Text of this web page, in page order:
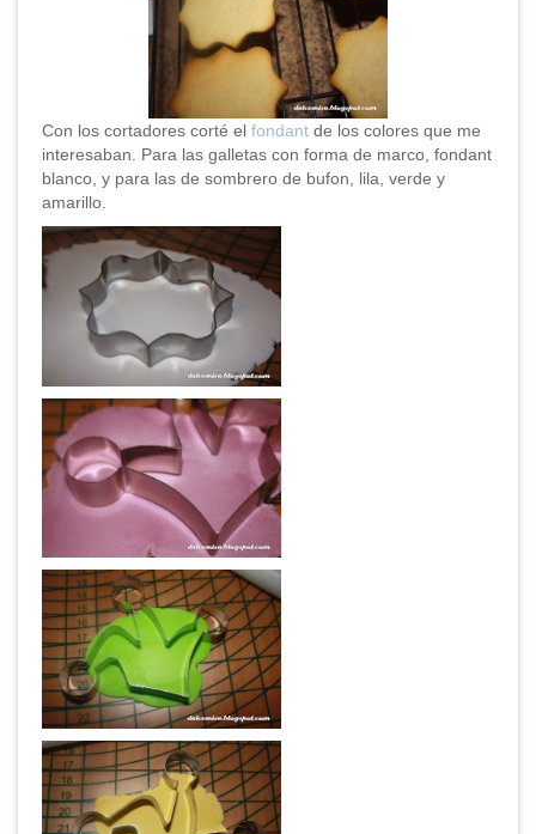
Con los cortadores corté el fondant de los colores que me
interesaban. Para las galletas con forma de marco, fondant
blanco, y para las de sombrero de bufon, lila, verde y
amarillo.